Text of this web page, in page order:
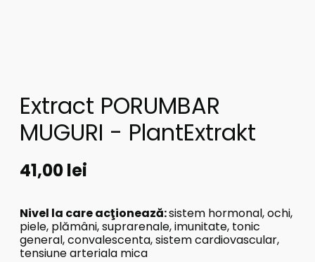
Extract PORUMBAR
MUGURI - PlantExtrakt
41,00lei
Nivel la care acţionează:sistem hormonal,ochi,
piele, plămâni,suprarenale,imunitate, tonic
general,convalescenta,sistem cardiovascular,
tensiune arteriala mica